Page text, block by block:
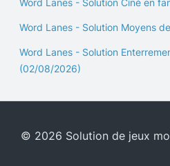
Word Lanes - Solution Ciné en
Word Lanes - Solution Moyens
Word Lanes - Solution
(02/08/2026)
© 2026 Solution de jeux